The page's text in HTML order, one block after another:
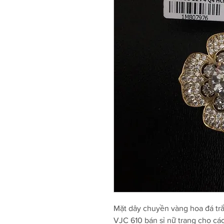
Mặt dây chuyền vàng hoa đá
VJC 610 bán sỉ nữ trang cho